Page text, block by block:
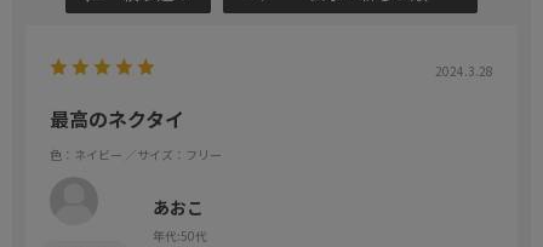
2024.3.28
最高のネクタイ
色：ネイビー ／サイズ：フリー
あおこ
年代:50代